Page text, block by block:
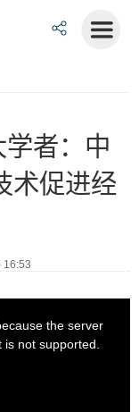
学者：中
术促进经